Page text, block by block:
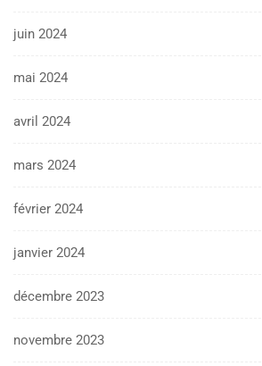
juin 2024
mai 2024
avril 2024
mars 2024
février 2024
janvier 2024
décembre 2023
novembre 2023